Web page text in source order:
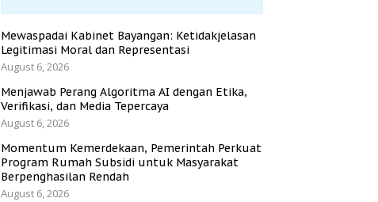
Mewaspadai Kabinet Bayangan: Ketidakjelasan
Legitimasi Moral dan Representasi
August 6, 2026
Menjawab Perang Algoritma AI dengan Etika,
Verifikasi, dan Media Tepercaya
August 6, 2026
Momentum Kemerdekaan, Pemerintah Perkuat
Program Rumah Subsidi untuk Masyarakat
Berpenghasilan Rendah
August 6, 2026